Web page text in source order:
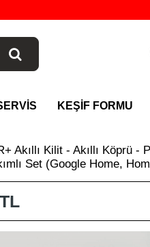
KEŞİF FORMU
Akıllı Kilit - Akıllı Köprü -
Set (Google Home,
TL